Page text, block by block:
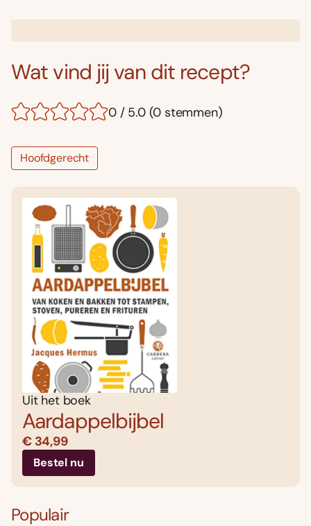
Wat vind jij van dit recept?
0 / 5.0 (0 stemmen)
Hoofdgerecht
Uit het boek
Aardappelbijbel
€ 34,99
Bestel nu
Populair